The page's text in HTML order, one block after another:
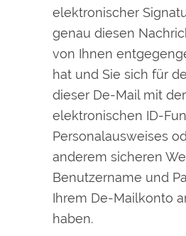
elektronischer
genau diesen
von Ihnen
hat und Sie sich für
dieser De-Mail mit der
elektronischen ID-
Personalausweises
anderem sicheren
Benutzername und
Ihrem De-Mailkonto
haben.